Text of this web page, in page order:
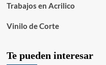
Trabajos en Acrilico
Vinilo de Corte
Te pueden interesar